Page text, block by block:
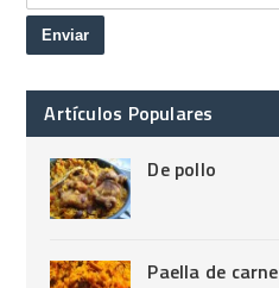
Artículos Populares
De pollo
Paella de carne